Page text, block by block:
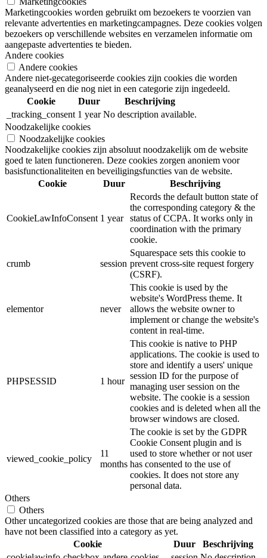
Marketingcookies worden gebruikt om bezoekers te voorzien van
relevante advertenties en marketingcampagnes. Deze cookies volgen
bezoekers op verschillende websites en verzamelen informatie om
aangepaste advertenties te bieden.
Andere cookies
Andere cookies
Andere niet-gecategoriseerde cookies zijn cookies die worden
geanalyseerd en die nog niet in een categorie zijn ingedeeld.
Cookie
Duur
Beschrijving
_tracking_consent 1 year No description available.
Noodzakelijke cookies
Noodzakelijke cookies
Noodzakelijke cookies zijn absoluut noodzakelijk om de website
goed te laten functioneren. Deze cookies zorgen anoniem voor
basisfunctionaliteiten en beveiligingsfuncties van de website.
Cookie
Duur Beschrijving
CookieLawInfoConsent 1 year
Records the default button state of
the corresponding category & the
status of CCPA. It works only in
coordination with the primary
cookie.
crumb session
Squarespace sets this cookie to
prevent cross-site request forgery
(CSRF).
elementor never
This cookie is used by the
website's WordPress theme. It
allows the website owner to
implement or change the website's
content in real-time.
PHPSESSID 1 hour
This cookie is native to PHP
applications. The cookie is used to
store and identify a users' unique
session ID for the purpose of
managing user session on the
website. The cookie is a session
cookies and is deleted when all the
browser windows are closed.
viewed_cookie_policy
11
months
The cookie is set by the GDPR
Cookie Consent plugin and is
used to store whether or not user
has consented to the use of
cookies. It does not store any
personal data.
Others
Others
Other uncategorized cookies are those that are being analyzed and
have not been classified into a category as yet.
Cookie
Duur
Beschrijving